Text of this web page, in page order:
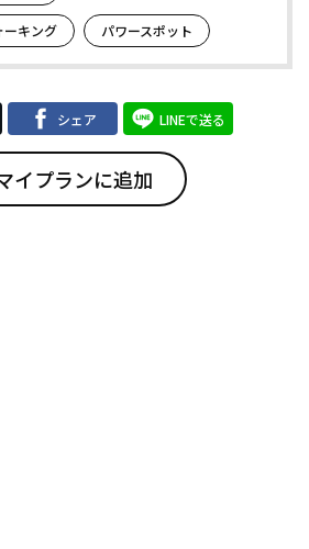
ーキング パワースポット
シェア LINEで送る
イプランに追加